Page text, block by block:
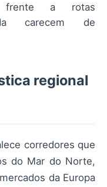
frente a rotas
carecem de
regional
corredores que
do Mar do Norte,
da Europa